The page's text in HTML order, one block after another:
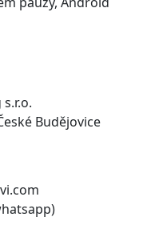
Budějovice